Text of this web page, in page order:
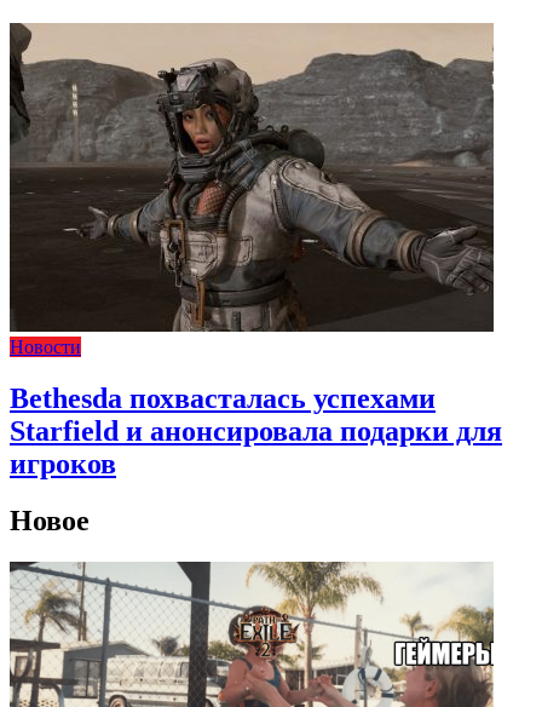
Новости
Bethesda похвасталась успехами
Starfield и анонсировала подарки для
игроков
Новое